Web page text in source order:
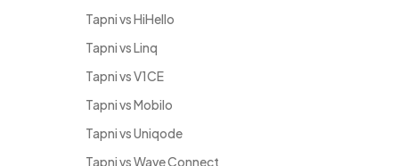
Tapni vs HiHello
Tapni vs Linq
Tapni vs V1CE
Tapni vs Mobilo
Tapni vs Uniqode
Tapni vs Wave Connect